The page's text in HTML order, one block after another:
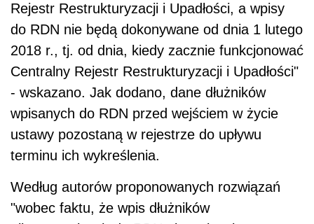
Rejestr Restrukturyzacji i Upadłości, a wpisy
do RDN nie będą dokonywane od dnia 1 lutego
2018 r., tj. od dnia, kiedy zacznie funkcjonować
Centralny Rejestr Restrukturyzacji i Upadłości"
- wskazano. Jak dodano, dane dłużników
wpisanych do RDN przed wejściem w życie
ustawy pozostaną w rejestrze do upływu
terminu ich wykreślenia.
Według autorów proponowanych rozwiązań
"wobec faktu, że wpis dłużników